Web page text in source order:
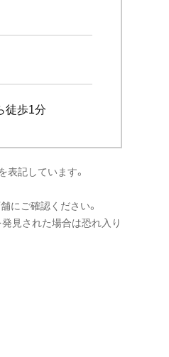
徒歩1分
記しています。
にご確認ください。
見された場合は恐れ入り